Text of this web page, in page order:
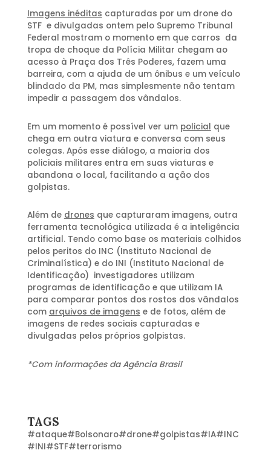
Imagens inéditas capturadas por um drone do
STF e divulgadas ontem pelo Supremo Tribunal
Federal mostram o momento em que carros da
tropa de choque da Polícia Militar chegam ao
acesso à Praça dos Três Poderes, fazem uma
barreira, com a ajuda de um ônibus e um veículo
blindado da PM, mas simplesmente não tentam
impedir a passagem dos vândalos.
Em um momento é possível ver um policial que
chega em outra viatura e conversa com seus
colegas. Após esse diálogo, a maioria dos
policiais militares entra em suas viaturas e
abandona o local, facilitando a ação dos
golpistas.
Além de drones que capturaram imagens, outra
ferramenta tecnológica utilizada é a inteligência
artificial. Tendo como base os materiais colhidos
pelos peritos do INC (Instituto Nacional de
Criminalística) e do INI (Instituto Nacional de
Identificação) investigadores utilizam
programas de identificação e que utilizam IA
para comparar pontos dos rostos dos vândalos
com arquivos de imagens e de fotos, além de
imagens de redes sociais capturadas e
divulgadas pelos próprios golpistas.
*Com informações da Agência Brasil
TAGS
#ataque#Bolsonaro#drone#golpistas#IA#INC
#INI#STF#terrorismo